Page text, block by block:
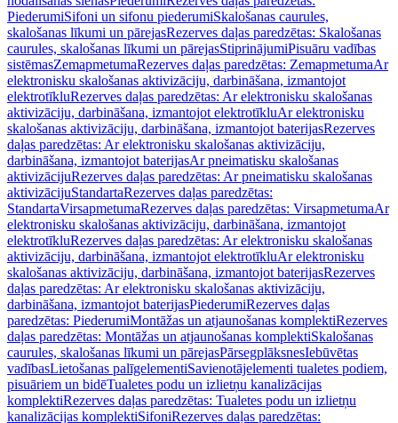
PiederumiSifoni un sifonu piederumiSkalošanas caurules,
skalošanas līkumi un pārejasRezerves daļas paredzētas: Skalošanas
caurules, skalošanas līkumi un pārejasStiprinājumiPisuāru vadības
sistēmasZemapmetumaRezerves daļas paredzētas: ZemapmetumaAr
elektronisku skalošanas aktivizāciju, darbināšana, izmantojot
elektrotīkluRezerves daļas paredzētas: Ar elektronisku skalošanas
aktivizāciju, darbināšana, izmantojot elektrotīkluAr elektronisku
skalošanas aktivizāciju, darbināšana, izmantojot baterijasRezerves
daļas paredzētas: Ar elektronisku skalošanas aktivizāciju,
darbināšana, izmantojot baterijasAr pneimatisku skalošanas
aktivizācijuRezerves daļas paredzētas: Ar pneimatisku skalošanas
aktivizācijuStandartaRezerves daļas paredzētas:
StandartaVirsapmetumaRezerves daļas paredzētas: VirsapmetumaAr
elektronisku skalošanas aktivizāciju, darbināšana, izmantojot
elektrotīkluRezerves daļas paredzētas: Ar elektronisku skalošanas
aktivizāciju, darbināšana, izmantojot elektrotīkluAr elektronisku
skalošanas aktivizāciju, darbināšana, izmantojot baterijasRezerves
daļas paredzētas: Ar elektronisku skalošanas aktivizāciju,
darbināšana, izmantojot baterijasPiederumiRezerves daļas
paredzētas: PiederumiMontāžas un atjaunošanas komplektiRezerves
daļas paredzētas: Montāžas un atjaunošanas komplektiSkalošanas
caurules, skalošanas līkumi un pārejasPārsegplāksnesIebūvētas
vadībasLietošanas palīgelementiSavienotājelementi tualetes podiem,
pisuāriem un bidēTualetes podu un izlietņu kanalizācijas
komplektiRezerves daļas paredzētas: Tualetes podu un izlietņu
kanalizācijas komplektiSifoniRezerves daļas paredzētas: